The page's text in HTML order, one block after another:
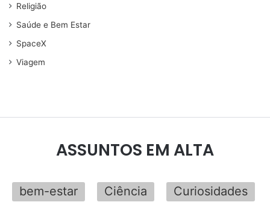
Religião
Saúde e Bem Estar
SpaceX
Viagem
ASSUNTOS EM ALTA
bem-estar Ciência
Curiosidades